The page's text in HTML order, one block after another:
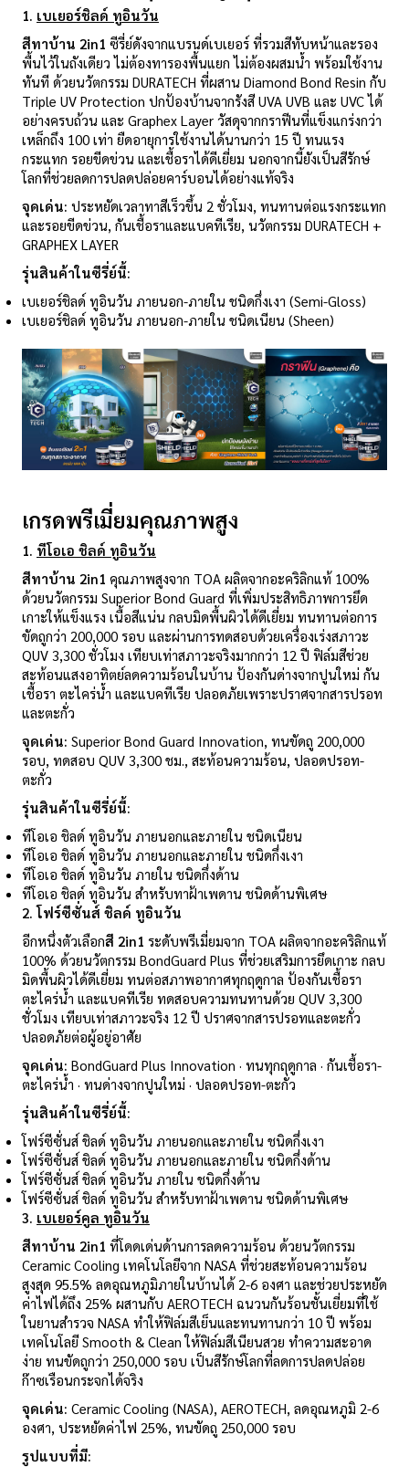
1. เบเยอร์ชิลด์ ทูอินวัน
สีทาบ้าน 2in1 ซีรี่ย์ดังจากแบรนด์เบเยอร์ ที่รวมสีทับหน้าและรอง
พื้นไว้ในถังเดียว ไม่ต้องทารองพื้นแยก ไม่ต้องผสมน้ำ พร้อมใช้งาน
ทันที ด้วยนวัตกรรม DURATECH ที่ผสาน Diamond Bond Resin กับ
Triple UV Protection ปกป้องบ้านจากรังสี UVA UVB และ UVC ได้
อย่างครบถ้วน และ Graphex Layer วัสดุจากกราฟีนที่แข็งแกร่งกว่า
เหล็กถึง 100 เท่า ยืดอายุการใช้งานได้นานกว่า 15 ปี ทนแรง
กระแทก รอยขีดข่วน และเชื้อราได้ดีเยี่ยม นอกจากนี้ยังเป็นสีรักษ์
โลกที่ช่วยลดการปลดปล่อยคาร์บอนได้อย่างแท้จริง
จุดเด่น: ประหยัดเวลาทาสีเร็วขึ้น 2 ชั่วโมง, ทนทานต่อแรงกระแทก
และรอยขีดข่วน, กันเชื้อราและแบคทีเรีย, นวัตกรรม DURATECH +
GRAPHEX LAYER
รุ่นสินค้าในซีรี่ย์นี้:
เบเยอร์ชิลด์ ทูอินวัน ภายนอก-ภายใน ชนิดกึ่งเงา (Semi-Gloss)
เบเยอร์ชิลด์ ทูอินวัน ภายนอก-ภายใน ชนิดเนียน (Sheen)
เกรดพรีเมี่ยมคุณภาพสูง
1. ทีโอเอ ชิลด์ ทูอินวัน
สีทาบ้าน 2in1 คุณภาพสูงจาก TOA ผลิตจากอะคริลิกแท้ 100%
ด้วยนวัตกรรม Superior Bond Guard ที่เพิ่มประสิทธิภาพการยึด
เกาะให้แข็งแรง เนื้อสีแน่น กลบมิดพื้นผิวได้ดีเยี่ยม ทนทานต่อการ
ขัดถูกว่า 200,000 รอบ และผ่านการทดสอบด้วยเครื่องเร่งสภาวะ
QUV 3,300 ชั่วโมง เทียบเท่าสภาวะจริงมากกว่า 12 ปี ฟิล์มสีช่วย
สะท้อนแสงอาทิตย์ลดความร้อนในบ้าน ป้องกันด่างจากปูนใหม่ กัน
เชื้อรา ตะไคร่น้ำ และแบคทีเรีย ปลอดภัยเพราะปราศจากสารปรอท
และตะกั่ว
จุดเด่น: Superior Bond Guard Innovation, ทนขัดถู 200,000
รอบ, ทดสอบ QUV 3,300 ชม., สะท้อนความร้อน, ปลอดปรอท-
ตะกั่ว
รุ่นสินค้าในซีรี่ย์นี้:
ทีโอเอ ชิลด์ ทูอินวัน ภายนอกและภายใน ชนิดเนียน
ทีโอเอ ชิลด์ ทูอินวัน ภายนอกและภายใน ชนิดกึ่งเงา
ทีโอเอ ชิลด์ ทูอินวัน ภายใน ชนิดกึ่งด้าน
ทีโอเอ ชิลด์ ทูอินวัน สำหรับทาฝ้าเพดาน ชนิดด้านพิเศษ
2.โฟร์ซีซั่นส์ ชิลด์ ทูอินวัน
อีกหนึ่งตัวเลือกสี 2in1 ระดับพรีเมี่ยมจาก TOA ผลิตจากอะคริลิกแท้
100% ด้วยนวัตกรรม BondGuard Plus ที่ช่วยเสริมการยึดเกาะ กลบ
มิดพื้นผิวได้ดีเยี่ยม ทนต่อสภาพอากาศทุกฤดูกาล ป้องกันเชื้อรา
ตะไคร่น้ำ และแบคทีเรีย ทดสอบความทนทานด้วย QUV 3,300
ชั่วโมง เทียบเท่าสภาวะจริง 12 ปี ปราศจากสารปรอทและตะกั่ว
ปลอดภัยต่อผู้อยู่อาศัย
จุดเด่น: BondGuard Plus Innovation · ทนทุกฤดูกาล · กันเชื้อรา-
ตะไคร่น้ำ · ทนด่างจากปูนใหม่ · ปลอดปรอท-ตะกั่ว
รุ่นสินค้าในซีรี่ย์นี้:
โฟร์ซีซั่นส์ ชิลด์ ทูอินวัน ภายนอกและภายใน ชนิดกึ่งเงา
โฟร์ซีซั่นส์ ชิลด์ ทูอินวัน ภายนอกและภายใน ชนิดกึ่งด้าน
โฟร์ซีซั่นส์ ชิลด์ ทูอินวัน ภายใน ชนิดกึ่งด้าน
โฟร์ซีซั่นส์ ชิลด์ ทูอินวัน สำหรับทาฝ้าเพดาน ชนิดด้านพิเศษ
3. เบเยอร์คูล ทูอินวัน
สีทาบ้าน 2in1 ที่โดดเด่นด้านการลดความร้อน ด้วยนวัตกรรม
Ceramic Cooling เทคโนโลยีจาก NASA ที่ช่วยสะท้อนความร้อน
สูงสุด 95.5% ลดอุณหภูมิภายในบ้านได้ 2-6 องศา และช่วยประหยัด
ค่าไฟได้ถึง 25% ผสานกับ AEROTECH ฉนวนกันร้อนชั้นเยี่ยมที่ใช้
ในยานสำรวจ NASA ทำให้ฟิล์มสีเย็นและทนทานกว่า 10 ปี พร้อม
เทคโนโลยี Smooth & Clean ให้ฟิล์มสีเนียนสวย ทำความสะอาด
ง่าย ทนขัดถูกว่า 250,000 รอบ เป็นสีรักษ์โลกที่ลดการปลดปล่อย
ก๊าซเรือนกระจกได้จริง
จุดเด่น: Ceramic Cooling (NASA), AEROTECH, ลดอุณหภูมิ 2-6
องศา, ประหยัดค่าไฟ 25%, ทนขัดถู 250,000 รอบ
รูปแบบที่มี: